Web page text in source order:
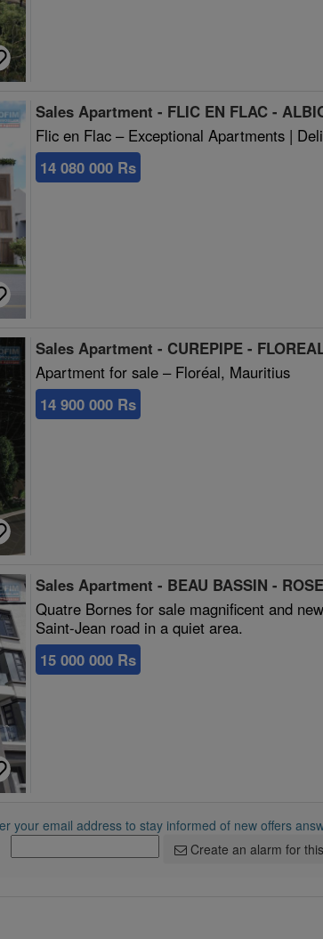
Sales Apartment - FLIC EN FLAC -
Flic en Flac – Exceptional Apartments |
14 080 000 Rs
Sales Apartment - CUREPIPE -
Apartment for sale – Floréal, Mauritius
14 900 000 Rs
Sales Apartment - BEAU BASSIN -
Quatre Bornes for sale magnificent and
Saint-Jean road in a quiet area.
15 000 000 Rs
your email address to stay informed of new offers
Create an alarm for